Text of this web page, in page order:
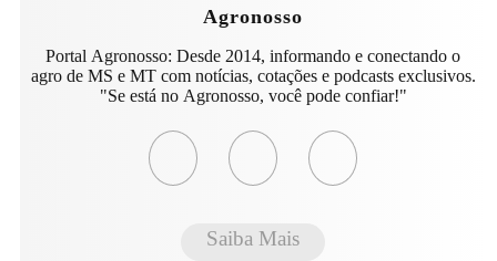
Agronosso
Portal Agronosso: Desde 2014, informando e conectando o
agro de MS e MT com notícias, cotações e podcasts exclusivos.
"Se está no Agronosso, você pode confiar!"
Saiba Mais